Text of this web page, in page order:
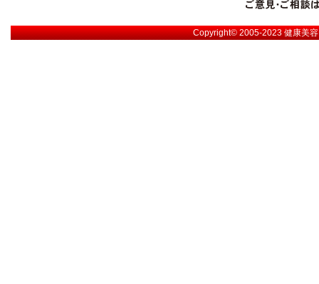
Copyright© 2005-2023健康美